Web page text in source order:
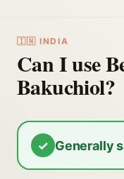
🇮🇳 INDIA
Can I use
Bakuchiol?
✓ Generally